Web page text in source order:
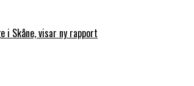
i Skåne, visar ny rapport